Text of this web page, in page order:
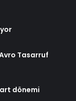
Avro Tasarruf
dönemi